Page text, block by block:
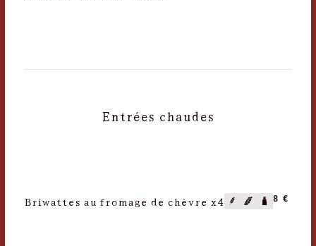
Entrées chaudes
Briwattes au fromage de chèvre x4 8 €